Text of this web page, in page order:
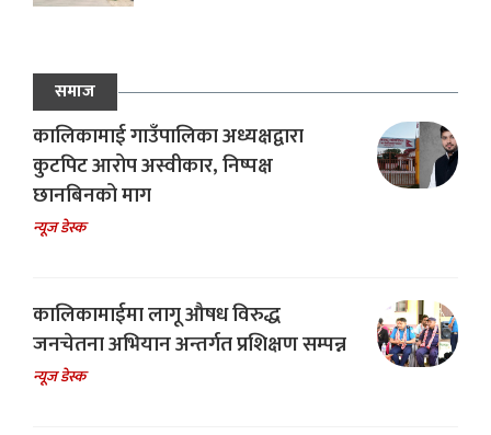
समाज
कालिकामाई गाउँपालिका अध्यक्षद्वारा
कुटपिट आरोप अस्वीकार, निष्पक्ष
छानबिनको माग
न्यूज डेस्क
कालिकामाईमा लागू औषध विरुद्ध
जनचेतना अभियान अन्तर्गत प्रशिक्षण सम्पन्न
न्यूज डेस्क